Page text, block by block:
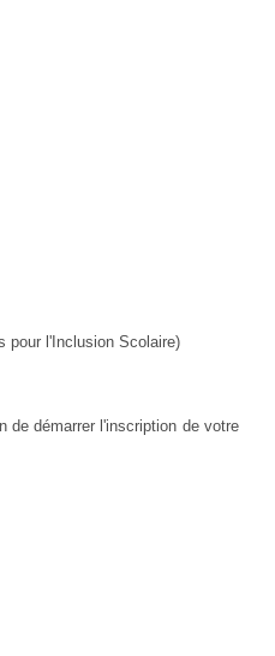
pour l'Inclusion Scolaire)
de démarrer l'inscription de votre